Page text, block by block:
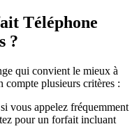
Téléphone
?
qui convient le mieux à
compte plusieurs critères :
vous appelez fréquemment
pour un forfait incluant